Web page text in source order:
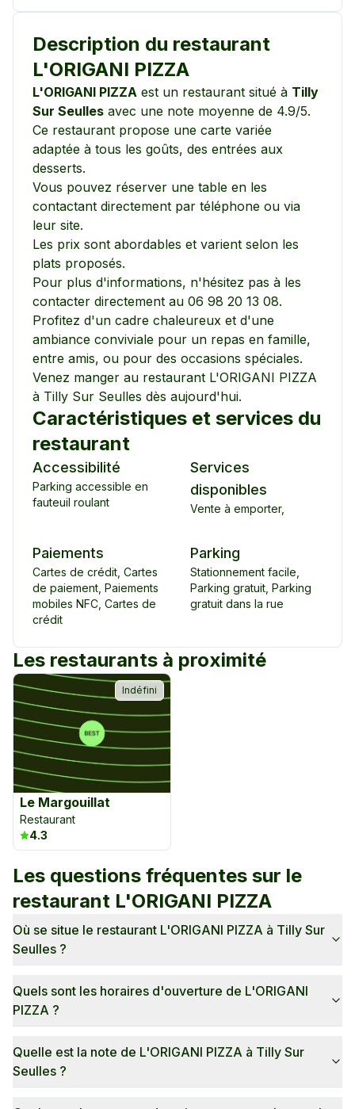
Description du restaurant
L'ORIGANI PIZZA
L'ORIGANI PIZZA est un restaurant situé à Tilly
Sur Seulles avec une note moyenne de 4.9/5.
Ce restaurant propose une carte variée
adaptée à tous les goûts, des entrées aux
desserts.
Vous pouvez réserver une table en les
contactant directement par téléphone ou via
leur site.
Les prix sont abordables et varient selon les
plats proposés.
Pour plus d'informations, n'hésitez pas à les
contacter directement au 06 98 20 13 08.
Profitez d'un cadre chaleureux et d'une
ambiance conviviale pour un repas en famille,
entre amis, ou pour des occasions spéciales.
Venez manger au restaurant L'ORIGANI PIZZA
à Tilly Sur Seulles dès aujourd'hui.
Caractéristiques et services du
restaurant
Accessibilité
Parking accessible en
fauteuil roulant
Services
disponibles
Vente à emporter,
Paiements
Cartes de crédit Cartes
de paiement Paiements
mobiles NFC Cartes de
crédit
Parking
Stationnement facile
Parking gratuit Parking
gratuit dans la rue
Les restaurants à proximité
Indéfini
Le Margouillat
Restaurant
4.3
Les questions fréquentes sur le
restaurant L'ORIGANI PIZZA
Où se situe le restaurant L'ORIGANI PIZZA à Tilly Sur
Seulles ?
Quels sont les horaires d'ouverture de L'ORIGANI
PIZZA ?
Quelle est la note de L'ORIGANI PIZZA à Tilly Sur
Seulles ?